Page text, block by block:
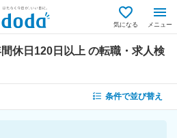
気になる メニュー
休日120日以上 の転職・求人検
条件で並び替え